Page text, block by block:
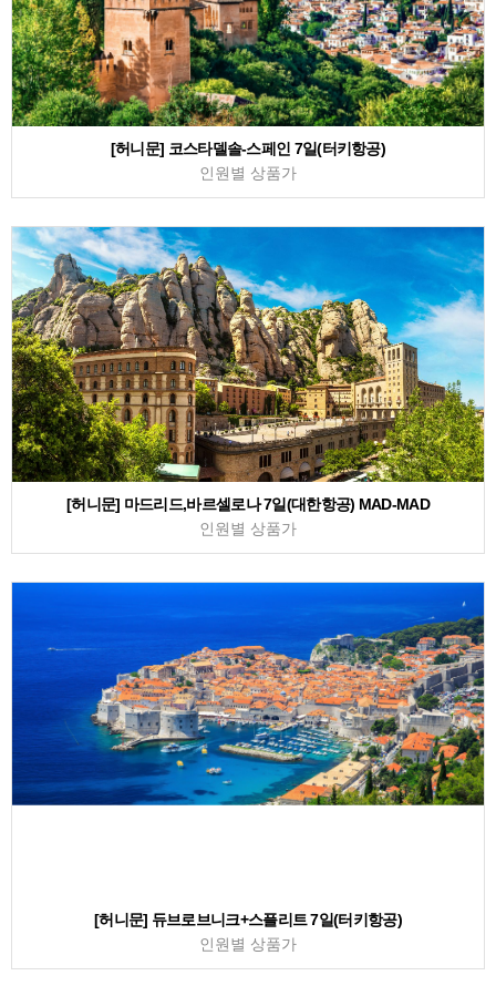
[허니문] 코스타델솔-스페인 7일(터키항공)
인원별 상품가
[허니문] 마드리드,바르셀로나 7일(대한항공) MAD-MAD
인원별 상품가
[허니문] 듀브로브니크+스플리트 7일(터키항공)
인원별 상품가